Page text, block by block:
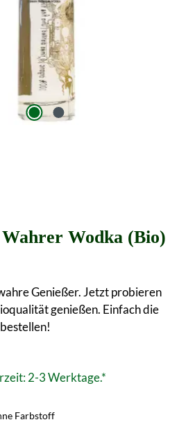
Wodka (Bio)
Genießer. Jetzt probieren
genießen. Einfach die
2-3 Werktage.*
Farbstoff